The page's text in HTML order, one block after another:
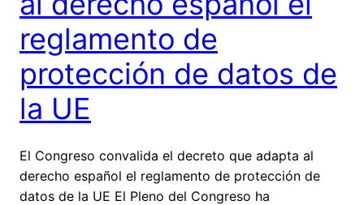
reglamento de
protección de datos de
la UE
El Congreso convalida el decreto que adapta al
derecho español el reglamento de protección de
datos de la UE El Pleno del Congreso ha